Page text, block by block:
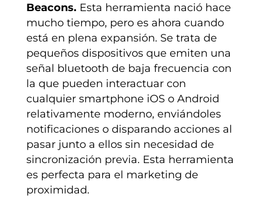
Beacons. Esta herramienta nació hace
mucho tiempo, pero es ahora cuando
está en plena expansión. Se trata de
pequeños dispositivos que emiten una
señal bluetooth de baja frecuencia con
la que pueden interactuar con
cualquier smartphone iOS o Android
relativamente moderno, enviándoles
notificaciones o disparando acciones al
pasar junto a ellos sin necesidad de
sincronización previa. Esta herramienta
es perfecta para el marketing de
proximidad.